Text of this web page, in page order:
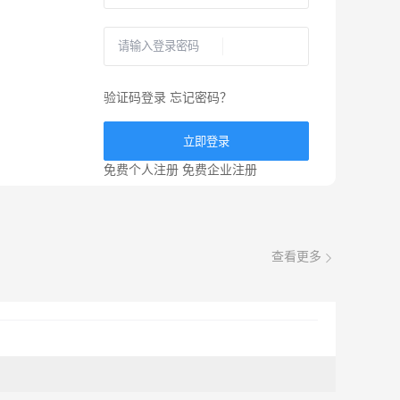
验证码登录 忘记密码？
立即登录
免费个人注册 免费企业注册
查看更多